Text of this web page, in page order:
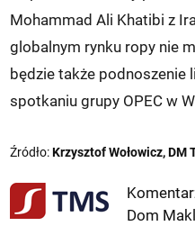
Mohammad Ali Khatibi z
globalnym rynku ropy nie
będzie także
spotkaniu grupy OPEC w
Źródło:Krzysztof Wołowicz, DM
Dom